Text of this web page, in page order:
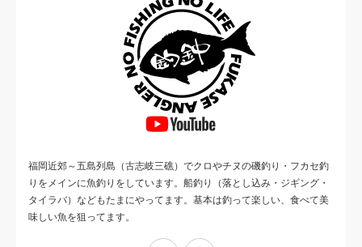
福岡近郊～五島列島（古志岐三礁）でクロやチヌの磯釣り・フカセ釣
りをメインに魚釣りをしています。船釣り（落とし込み・ジギング・
タイラバ）などもたまにやってます。基本は釣って楽しい、食べて美
味しい魚を狙ってます。